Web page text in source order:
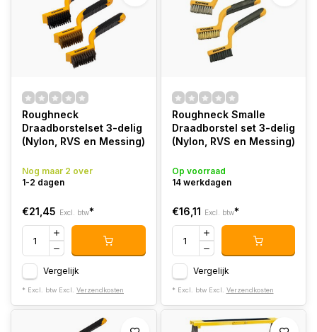
Roughneck
Draadborstelset 3-delig
(Nylon, RVS en Messing)
Nog maar 2 over
1-2 dagen
€21,45 Excl. btw*
Vergelijk
* Excl. btw Excl. Verzendkosten
Roughneck Smalle
Draadborstel set 3-delig
(Nylon, RVS en Messing)
Op voorraad
14 werkdagen
€16,11 Excl. btw*
Vergelijk
* Excl. btw Excl. Verzendkosten